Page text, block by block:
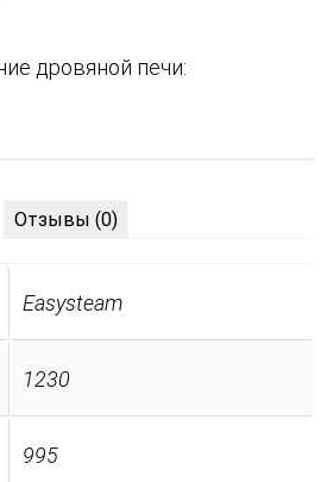
дровяной печи:
Отзывы (0)
Easysteam
1230
995